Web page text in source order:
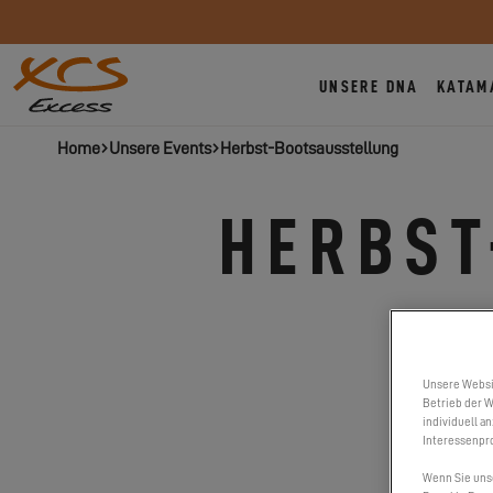
UNSERE DNA
Home Unsere Events Herbst-Bootsausstellung
Unsere
Betrieb der
individuell
Wenn Sie